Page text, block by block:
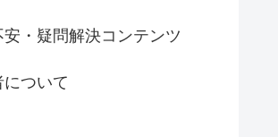
・疑問解決コンテンツ
ついて